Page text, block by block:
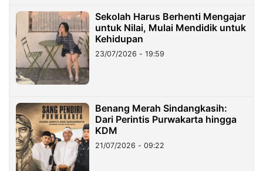
Sekolah Harus Berhenti Mengajar
untuk Nilai, Mulai Mendidik untuk
Kehidupan
23/07/2026 - 19:59
Benang Merah Sindangkasih:
Dari Perintis Purwakarta hingga
KDM
21/07/2026 - 09:22